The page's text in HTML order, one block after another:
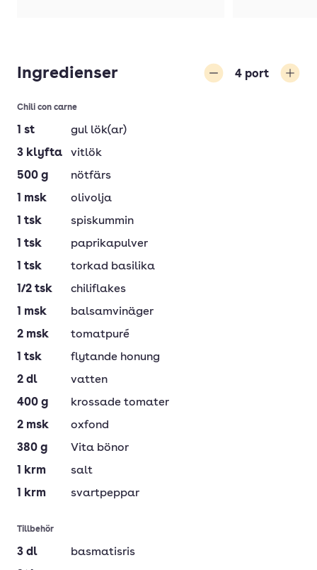
Ingredienser 4 port
Chili con carne
1 st
gul lök(ar)
3 klyfta
vitlök
500 g
nötfärs
1 msk
olivolja
1 tsk
spiskummin
1 tsk
paprikapulver
1 tsk
torkad basilika
1/2 tsk
chiliflakes
1 msk
balsamvinäger
2 msk
tomatpuré
1 tsk
flytande honung
2 dl
vatten
400 g
krossade tomater
2 msk
oxfond
380 g
Vita bönor
1
krm
salt
1
krm svartpeppar
Tillbehör
3 dl
basmatisris